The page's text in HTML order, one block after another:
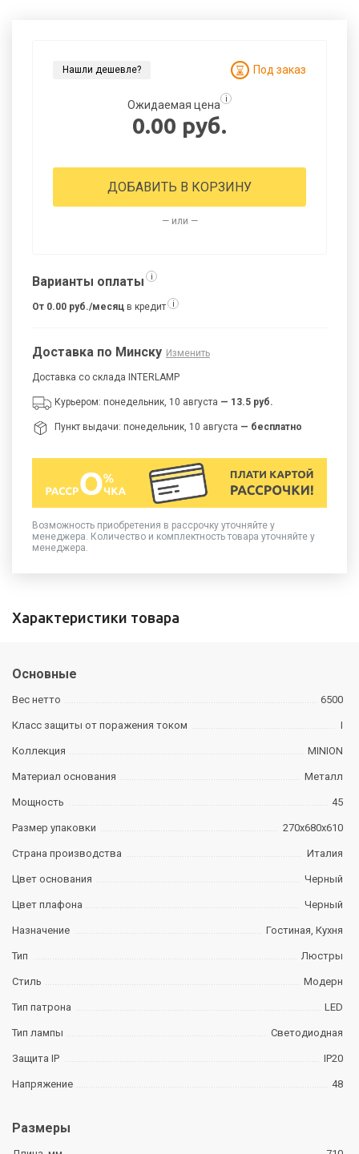
Нашли дешевле? Под заказ
Ожидаемая цена i
0.00 руб.
ДОБАВИТЬ В КОРЗИНУ
— или —
Варианты оплаты i
От 0.00 руб./месяц в кредит i
Доставка по Минску Изменить
Доставка со склада INTERLAMP
Курьером: понедельник, 10 августа — 13.5 руб.
Пункт выдачи: понедельник, 10 августа — бесплатно
Возможность приобретения в рассрочку уточняйте у
менеджера. Количество и комплектность товара уточняйте у
менеджера.
Характеристики товара
Основные
Вес нетто 6500
Класс защиты от поражения током I
Коллекция MINION
Материал основания Металл
Мощность 45
Размер упаковки 270х680х610
Страна производства Италия
Цвет основания Черный
Цвет плафона Черный
Назначение Гостиная, Кухня
Тип Люстры
Стиль Модерн
Тип патрона LED
Тип лампы Светодиодная
Защита IP IP20
Напряжение 48
Размеры